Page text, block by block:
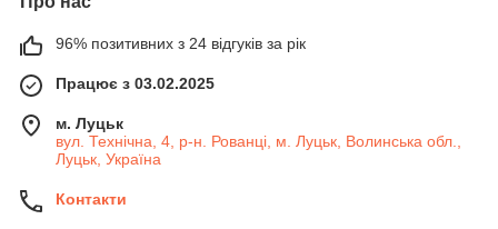
96% позитивних з 24 відгуків за рік
Працює з 03.02.2025
м. Луцьк
вул. Технічна, 4, р-н. Рованці, м. Луцьк, Волинська обл.,
Луцьк, Україна
Контакти